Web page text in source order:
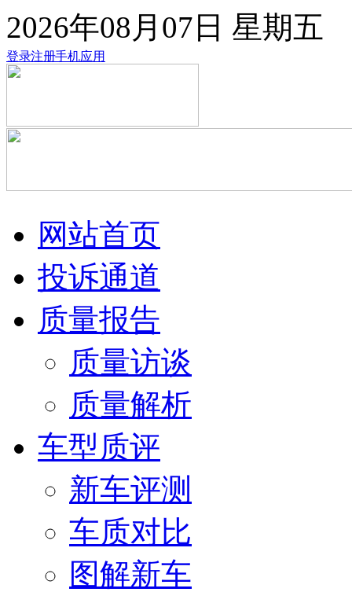
2026年08月07日 星期五
登录注册手机应用
网站首页
投诉通道
质量报告
质量访谈
质量解析
车型质评
新车评测
车质对比
图解新车